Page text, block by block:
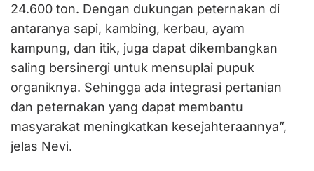
24.600 ton. Dengan dukungan peternakan di
antaranya sapi, kambing, kerbau, ayam
kampung, dan itik, juga dapat dikembangkan
saling bersinergi untuk mensuplai pupuk
organiknya. Sehingga ada integrasi pertanian
dan peternakan yang dapat membantu
masyarakat meningkatkan kesejahteraannya”,
jelas Nevi.